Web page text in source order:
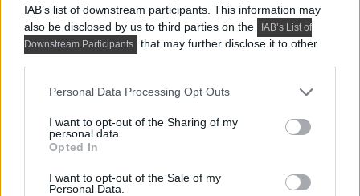
IAB’s list of downstream participants. This information may
also be disclosed by us to third parties on the
IAB’s List of
Downstream Participants
that may further disclose it to other
Please note that this website/app uses one or more Google
not limited to your visit or usage behaviour. You may click to
grant or deny consent to Google and its third-party tags to
use your data for below specified purposes in below Google
consent section.
Personal Data Processing Opt Outs
I want to opt-out of the Sharing of my
personal data.
Opted In
I want to opt-out of the Sale of my
Personal Data.